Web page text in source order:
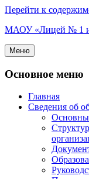
Перейти к
МАОУ «Лицей № 1
Меню
Основное меню
Главная
Сведения об